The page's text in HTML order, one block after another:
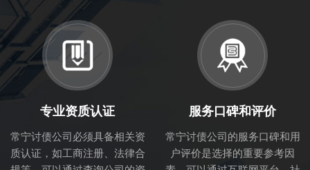
专业资质认证
常宁讨债公司必须具备相关资
质认证，如工商注册、法律合
服务口碑和评价
常宁讨债公司的服务口碑和用
户评价是选择的重要参考因